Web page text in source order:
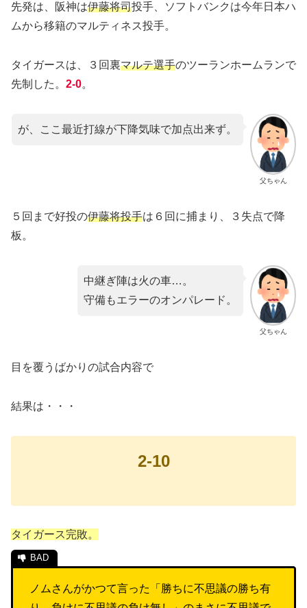
先発は、阪神は伊藤将司投手、ソフトバンクは今年日本ハ
ムから移籍のマルティネス投手。
タイガースは、３回裏マルテ選手のツーランホームランで
先制した。 2-0。
父ちゃん
が、ここ最近打線が下降気味で加点出来ず。
５回まで好投の伊藤将投手は６回に捕まり、３失点で降
板。
父ちゃん
中継ぎ陣は火の車…。
守備もエラーのオンパレード。
目を覆うばかりの試合内容で
結果は・・・
2-10
タイガース完敗。
ノムさんがかつて言った「勝ちに不思議の勝ち有